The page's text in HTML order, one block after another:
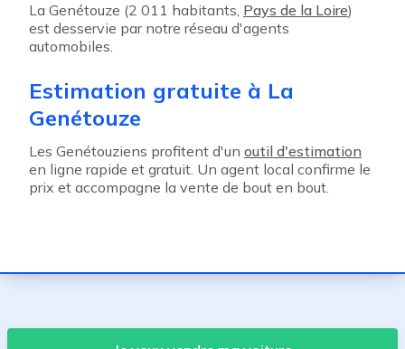
La Genétouze (2 011 habitants, Pays de la Loire)
est desservie par notre réseau d'agents
automobiles.
Estimation gratuite à La
Genétouze
Les Genétouziens profitent d'un outil d'estimation
en ligne rapide et gratuit. Un agent local confirme le
prix et accompagne la vente de bout en bout.